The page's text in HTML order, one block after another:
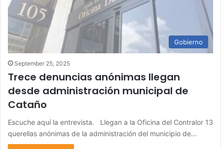
Gobierno
September 25, 2025
Trece denuncias anónimas llegan
desde administración municipal de
Cataño
Escuche aquí la entrevista. Llegan a la Oficina del Contralor 13
querellas anónimas de la administración del municipio de…